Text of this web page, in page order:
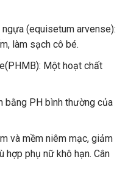
(equisetum arvense):
làm sạch cô bé.
Một hoạt chất
bằng PH bình thường của
và mềm niêm mạc, giảm
hợp phụ nữ khô hạn. Cân